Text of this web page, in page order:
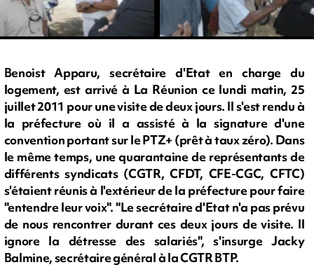
Benoist Apparu, secrétaire d'Etat en charge du
logement, est arrivé à La Réunion ce lundi matin, 25
juillet 2011 pour une visite de deux jours. Il s'est rendu à
la préfecture où il a assisté à la signature d'une
convention portant sur le PTZ+ (prêt à taux zéro). Dans
le même temps, une quarantaine de représentants de
différents syndicats (CGTR, CFDT, CFE-CGC, CFTC)
s'étaient réunis à l'extérieur de la préfecture pour faire
"entendre leur voix". "Le secrétaire d'Etat n'a pas prévu
de nous rencontrer durant ces deux jours de visite. Il
ignore la détresse des salariés", s'insurge Jacky
Balmine, secrétaire général à la CGTR BTP.